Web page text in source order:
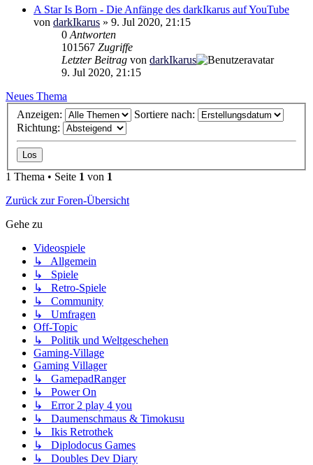
A Star Is Born - Die Anfänge des darkIkarus auf YouTube
von darkIkarus » 9. Jul 2020, 21:15
0 Antworten
101567 Zugriffe
Letzter Beitrag von darkIkarus
9. Jul 2020, 21:15
Neues Thema
Anzeigen:
Sortiere nach:
Richtung:
1 Thema • Seite 1 von 1
Zurück zur Foren-Übersicht
Gehe zu
Videospiele
↳ Allgemein
↳ Spiele
↳ Retro-Spiele
↳ Community
↳ Umfragen
Off-Topic
↳ Politik und Weltgeschehen
Gaming-Village
Gaming Villager
↳ GamepadRanger
↳ Power On
↳ Error 2 play 4 you
↳ Daumenschmaus & Timokusu
↳ Ikis Retrothek
↳ Diplodocus Games
↳ Doubles Dev Diary